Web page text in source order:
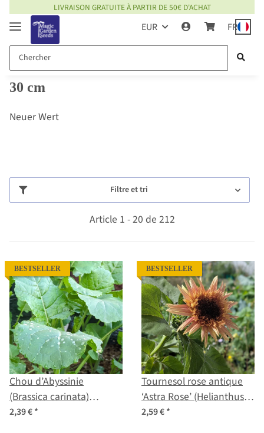
LIVRAISON GRATUITE À PARTIR DE 50€ D'ACHAT
EUR FR
30 cm
Neuer Wert
Filtre et tri
Article 1 - 20 de 212
BESTSELLER
Chou d’Abyssinie
(Brassica carinata)
graines
2,39 €*
BESTSELLER
Tournesol rose antique
‘Astra Rose’ (Helianthus
annuus) graines
2,59 €*